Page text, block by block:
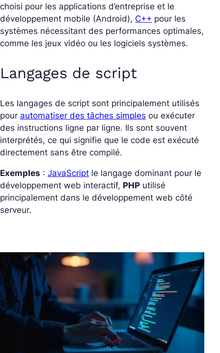
choisi pour les applications d’entreprise et le
développement mobile (Android), C++ pour les
systèmes nécessitant des performances optimales,
comme les jeux vidéo ou les logiciels systèmes.
Langages de script
Les langages de script sont principalement utilisés
pour automatiser des tâches simples ou exécuter
des instructions ligne par ligne. Ils sont souvent
interprétés, ce qui signifie que le code est exécuté
directement sans être compilé.
Exemples : JavaScript le langage dominant pour le
développement web interactif, PHP utilisé
principalement dans le développement web côté
serveur.